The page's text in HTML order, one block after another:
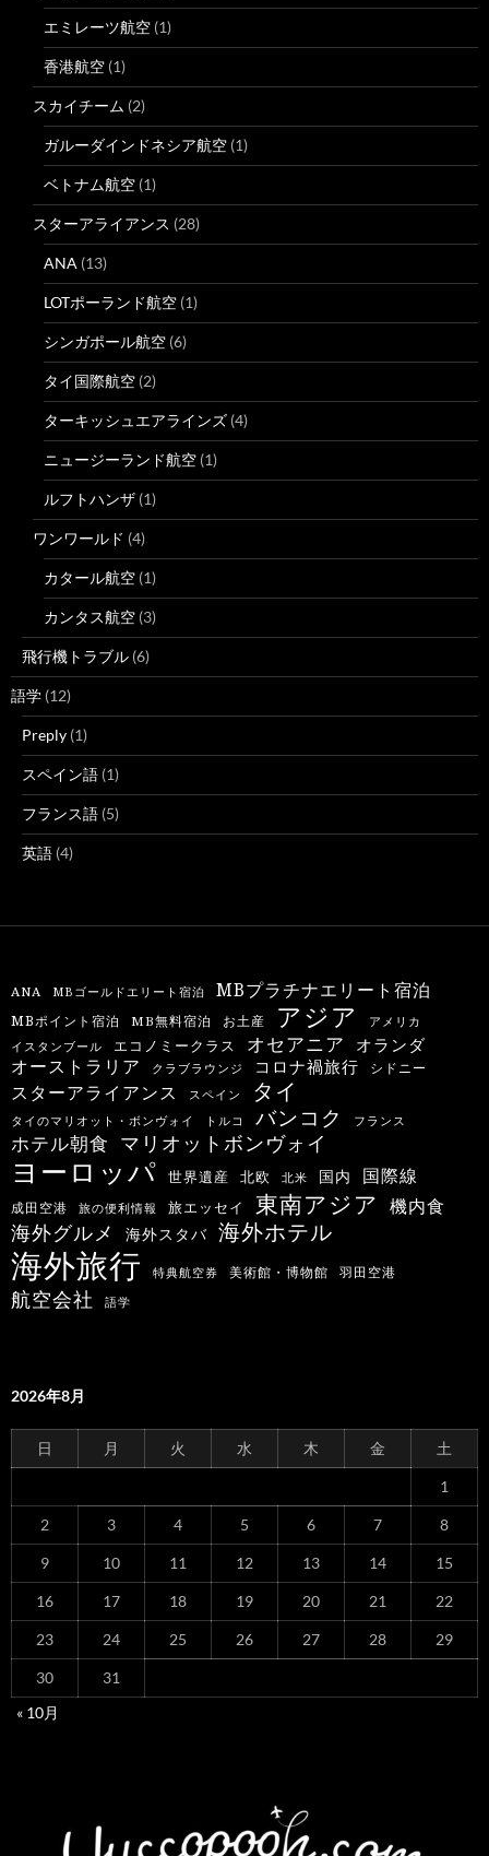
エミレーツ航空 (1)
香港航空 (1)
スカイチーム (2)
ガルーダインドネシア航空 (1)
ベトナム航空 (1)
スターアライアンス (28)
ANA (13)
LOTポーランド航空 (1)
シンガポール航空 (6)
タイ国際航空 (2)
ターキッシュエアラインズ (4)
ニュージーランド航空 (1)
ルフトハンザ (1)
ワンワールド (4)
カタール航空 (1)
カンタス航空 (3)
飛行機トラブル (6)
語学 (12)
Preply (1)
スペイン語 (1)
フランス語 (5)
英語 (4)
ANA MBゴールドエリート宿泊 MBプラチナエリート宿泊
MBポイント宿泊 MB無料宿泊 お土産 アジア アメリカ
イスタンブール エコノミークラス オセアニア オランダ
オーストラリア クラブラウンジ コロナ禍旅行 シドニー
スターアライアンス スペイン タイ
タイのマリオット・ボンヴォイ トルコ バンコク フランス
ホテル朝食 マリオットボンヴォイ
ヨーロッパ 世界遺産 北欧 北米 国内 国際線
成田空港 旅の便利情報 旅エッセイ 東南アジア 機内食
海外グルメ 海外スタバ 海外ホテル
海外旅行 特典航空券 美術館・博物館 羽田空港
航空会社 語学
2026年8月
日 月 火 水 木 金 土
1
2 3 4 5 6 7 8
9 10 11 12 13 14 15
16 17 18 19 20 21 22
23 24 25 26 27 28 29
30
31
« 10月